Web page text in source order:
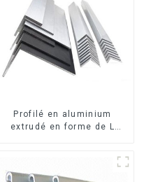
Profilé en aluminium
extrudé en forme de L